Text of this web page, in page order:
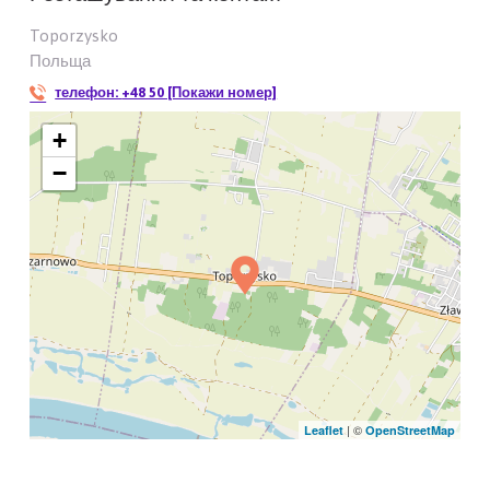
Toporzysko
Польща
телефон: +48 50 [Покажи номер]
+
−
Leaflet| © OpenStreetMap